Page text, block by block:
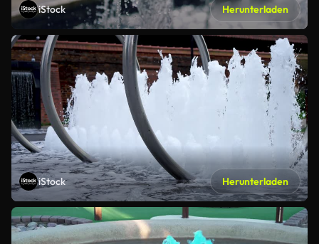
iStock Herunterladen
iStock Herunterladen